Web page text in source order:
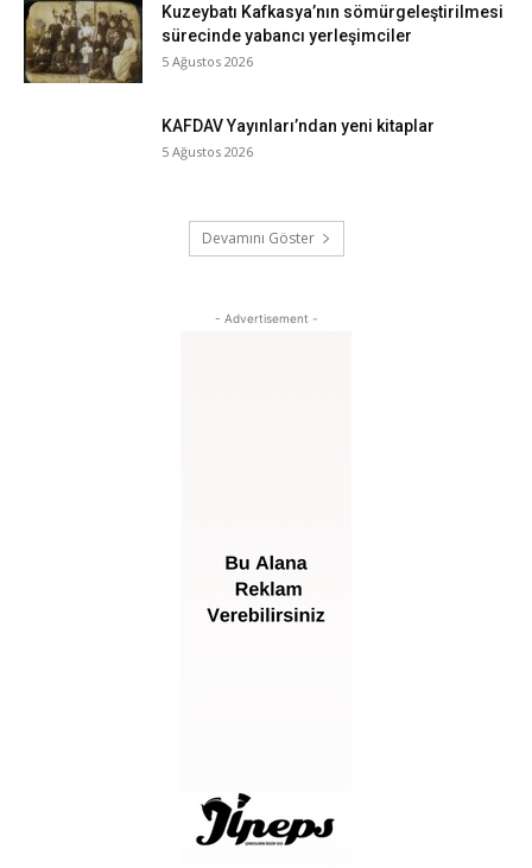
Kuzeybatı Kafkasya’nın sömürgeleştirilmesi
sürecinde yabancı yerleşimciler
5 Ağustos 2026
KAFDAV Yayınları’ndan yeni kitaplar
5 Ağustos 2026
Devamını Göster
- Advertisement -